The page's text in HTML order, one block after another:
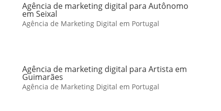
Agência de marketing digital para Autônomo
em Seixal
Agência de Marketing Digital em Portugal
Agência de marketing digital para Artista em
Guimarães
Agência de Marketing Digital em Portugal